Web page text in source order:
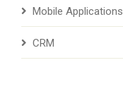
Mobile Applications
CRM